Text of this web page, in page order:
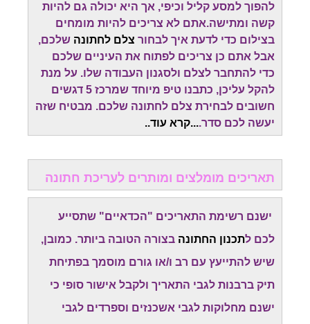
להפוך למסע קליל וכיפי, אך היא יכולה גם להיות
קשה ומתישה.אתם לא צריכים להיות מומחים
בצילום כדי לדעת איך לבחור צלם לחתונה שלכם,
אבל אתם כן צריכים לפתוח את העיניים שלכם
כדי להתחבר לצלם ולסגנון העבודה שלו. על מנת
להקל עליכן, כתבנו טיפ מיוחד שמרכז 5 דגשים
חשובים לבחירת צלם לחתונה שלכם. מבטיח שזה
יעשה לכם סדר....קרא עוד..
תאריכים מומלצים ומותרים לעריכת חתונה
ישנם רשימת התאריכים "הכדאיים" שתסייע
לכם לתכנון החתונה בצורה הטובה ביותר. כמובן,
שיש להתייעץ עם רב ו/או גורם מוסמך בפתיחת
תיק ברבנות לגבי התאריך ולקבל אישור סופי כי
ישנם מחלוקות לגבי אשכנזים וספרדים לגבי